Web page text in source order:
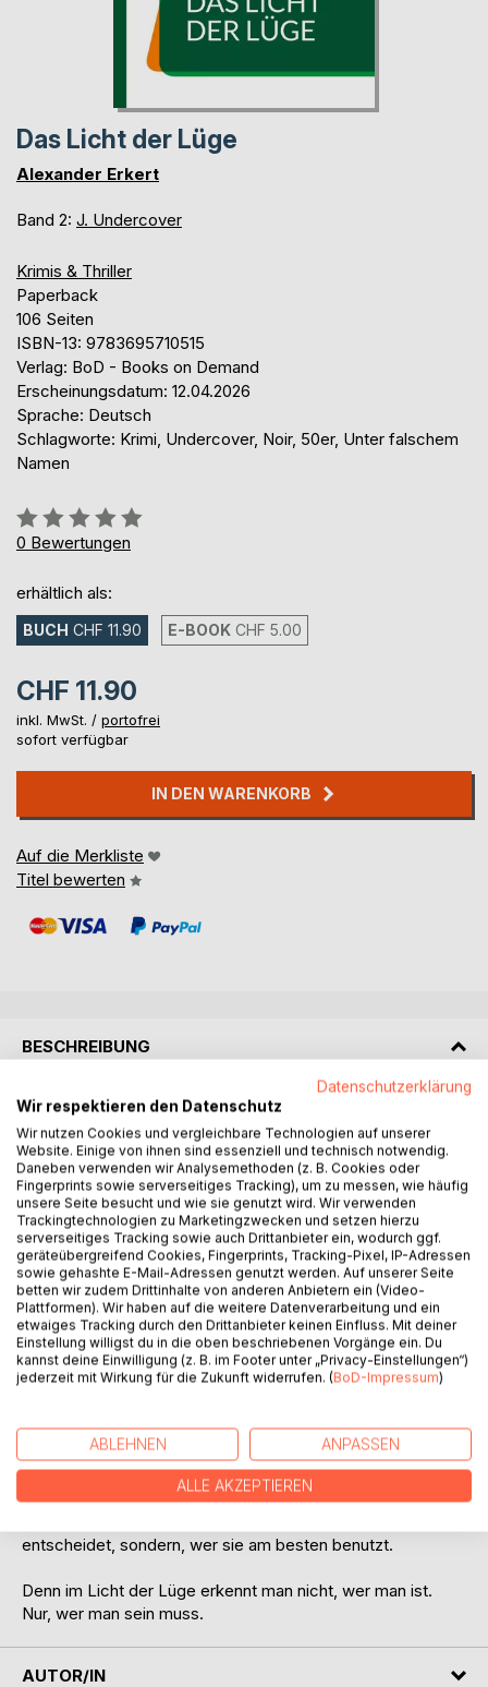
Das Licht der Lüge
Alexander Erkert
Band 2: J. Undercover
Krimis & Thriller
Paperback
106 Seiten
ISBN-13: 9783695710515
Verlag: BoD - Books on Demand
Erscheinungsdatum: 12.04.2026
Sprache: Deutsch
Schlagworte: Krimi, Undercover, Noir, 50er, Unter falschem
Namen
Bewertung::
0%
0 Bewertungen
erhältlich als:
BUCH CHF 11.90 E-BOOK CHF 5.00
CHF 11.90
inkl. MwSt. / portofrei
sofort verfügbar
IN DEN WARENKORB
Auf die Merkliste
Titel bewerten
BESCHREIBUNG
Miami, 1953.
In dieser Stadt ist jeder jemand anderes. Und niemand sagt
die Wahrheit.
Unter falschem Namen schleust sich ein Undercover-
Agent in das Machtgefüge der Mafia ein. Sein Ziel:
Lorenzo 'Enzo' DeLuca.
Doch zwischen einem unberechenbaren Gangsterboss,
einem korrupten Detective und einem Mentor mit
doppeltem Spiel beginnt der Einsatz zu kippen. Als plötzlich
Giovanni Rizzo, einer der mächtigsten Männer der
Ostküste, in Miami auftaucht, wird aus dem Plan ein
Während Loyalitäten verschwimmen und Lügen zur
Währung werden, gerät der Ermittler immer tiefer in ein
Netz aus Verrat, Macht und Leidenschaft - und muss
entscheidet, sondern, wer sie am besten benutzt.
Denn im Licht der Lüge erkennt man nicht, wer man ist.
Nur, wer man sein muss.
AUTOR/IN
Datenschutzerklärung
Wir respektieren den Datenschutz
Wir nutzen Cookies und vergleichbare Technologien auf unserer
Website. Einige von ihnen sind essenziell und technisch notwendig.
Daneben verwenden wir Analysemethoden (z. B. Cookies oder
Fingerprints sowie serverseitiges Tracking), um zu messen, wie häufig
unsere Seite besucht und wie sie genutzt wird. Wir verwenden
Trackingtechnologien zu Marketingzwecken und setzen hierzu
serverseitiges Tracking sowie auch Drittanbieter ein, wodurch ggf.
geräteübergreifend Cookies, Fingerprints, Tracking-Pixel, IP-Adressen
sowie gehashte E-Mail-Adressen genutzt werden. Auf unserer Seite
betten wir zudem Drittinhalte von anderen Anbietern ein (Video-
Plattformen). Wir haben auf die weitere Datenverarbeitung und ein
etwaiges Tracking durch den Drittanbieter keinen Einfluss. Mit deiner
Einstellung willigst du in die oben beschriebenen Vorgänge ein. Du
kannst deine Einwilligung (z. B. im Footer unter „Privacy-Einstellungen“)
jederzeit mit Wirkung für die Zukunft widerrufen. (BoD-Impressum)
ABLEHNEN ANPASSEN
ALLE AKZEPTIEREN